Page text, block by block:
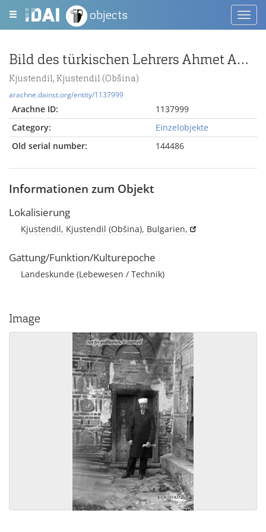
objects
Bild des türkischen Lehrers Ahmet Ayvazof
Kjustendil, Kjustendil (Obšina)
arachne.dainst.org/entity/1137999
Arachne ID:
1137999
Category:
Einzelobjekte
Old serial number:
144486
Informationen zum Objekt
Lokalisierung
Kjustendil, Kjustendil (Obšina), Bulgarien,
Gattung/Funktion/Kulturepoche
Landeskunde (Lebewesen / Technik)
Image